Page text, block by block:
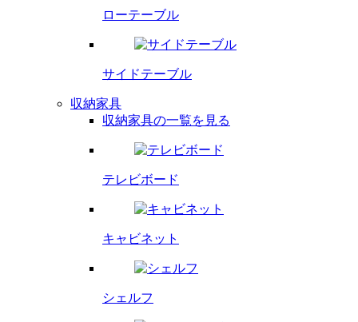
ローテーブル
サイドテーブル
収納家具
収納家具の一覧を見る
テレビボード
キャビネット
シェルフ